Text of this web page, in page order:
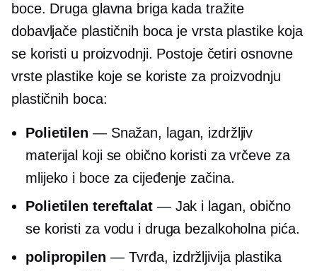
boce. Druga glavna briga kada tražite
dobavljače plastičnih boca je vrsta plastike koja
se koristi u proizvodnji. Postoje četiri osnovne
vrste plastike koje se koriste za proizvodnju
plastičnih boca:
Polietilen — Snažan, lagan, izdržljiv
materijal koji se obično koristi za vrčeve za
mlijeko i boce za cijeđenje začina.
Polietilen tereftalat— Jak i lagan, obično
se koristi za vodu i druga bezalkoholna pića.
polipropilen — Tvrđa, izdržljivija plastika